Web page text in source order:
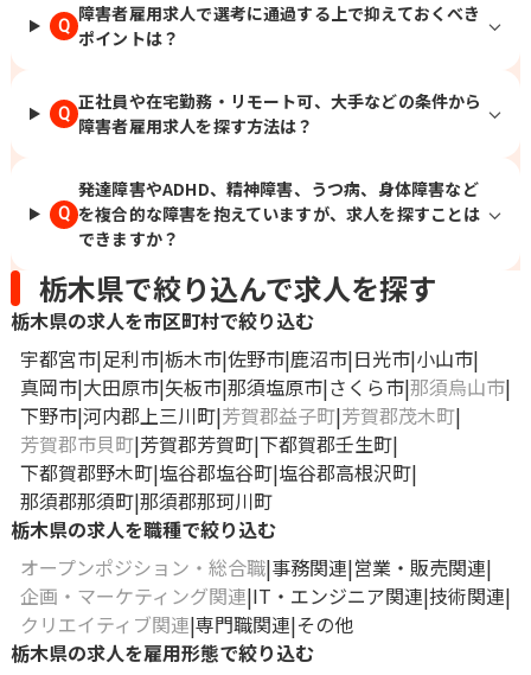
Q
障害者雇用求人で選考に通過する上で抑えておくべき
ポイントは？
Q
正社員や在宅勤務・リモート可、大手などの条件から
障害者雇用求人を探す方法は？
Q
発達障害やADHD、精神障害、うつ病、身体障害など
を複合的な障害を抱えていますが、求人を探すことは
できますか？
栃木県で絞り込んで求人を探す
栃木県の求人を市区町村で絞り込む
宇都宮市 足利市 栃木市 佐野市 鹿沼市 日光市 小山市
真岡市 大田原市 矢板市 那須塩原市 さくら市 那須烏山市
下野市 河内郡上三川町 芳賀郡益子町 芳賀郡茂木町
芳賀郡市貝町 芳賀郡芳賀町 下都賀郡壬生町
下都賀郡野木町 塩谷郡塩谷町 塩谷郡高根沢町
那須郡那須町 那須郡那珂川町
栃木県の求人を職種で絞り込む
オープンポジション・総合職 事務関連 営業・販売関連
企画・マーケティング関連 IT・エンジニア関連 技術関連
クリエイティブ関連 専門職関連 その他
栃木県の求人を雇用形態で絞り込む